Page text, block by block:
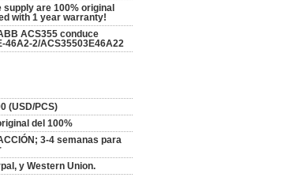
supply are 100% original
with 1 year warranty!
ACS355 conduce
46A2-2/ACS35503E46A22
(USD/PCS)
del 100%
3-4 semanas para
y Western Union.